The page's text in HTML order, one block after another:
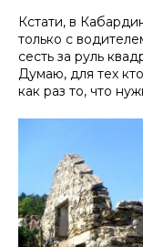
Кстати, в
только с
сесть за руль
Думаю, для тех
как раз то, что